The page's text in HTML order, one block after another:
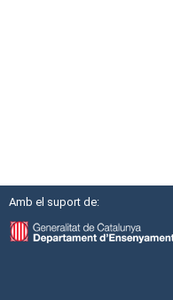
Amb el suport de: